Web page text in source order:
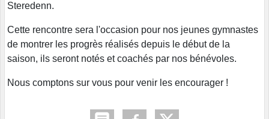
Steredenn.
Cette rencontre sera l'occasion pour nos jeunes gymnastes
de montrer les progrès réalisés depuis le début de la
saison, ils seront notés et coachés par nos bénévoles.
Nous comptons sur vous pour venir les encourager !